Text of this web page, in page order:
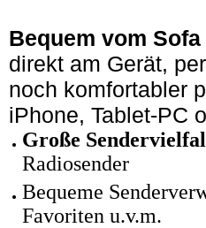
Bequem vom
direkt am Gerät,
noch komfortabler
iPhone, Tablet-PC
Große
Radiosender
Bequeme
Favoriten u.v.m.